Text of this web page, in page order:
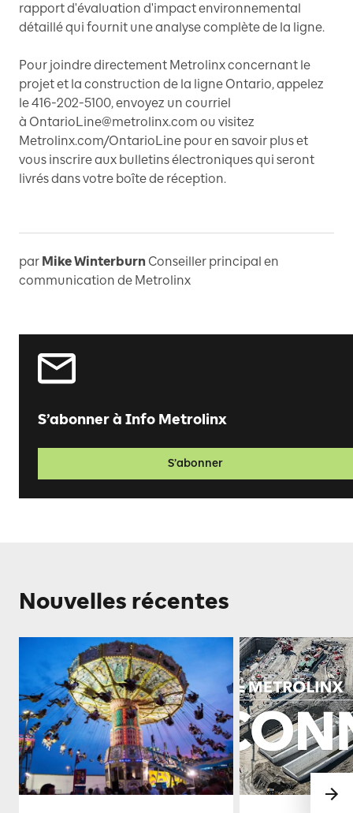
rapport d'évaluation d'impact environnemental
détaillé qui fournit une analyse complète de la ligne.
Pour joindre directement Metrolinx concernant le
projet et la construction de la ligne Ontario, appelez
le 416-202-5100, envoyez un courriel
à OntarioLine@metrolinx.com ou visitez
Metrolinx.com/OntarioLine pour en savoir plus et
vous inscrire aux bulletins électroniques qui seront
livrés dans votre boîte de réception.
par Mike Winterburn Conseiller principal en
communication de Metrolinx
S’abonner à Info Metrolinx
S’abonner
Nouvelles récentes